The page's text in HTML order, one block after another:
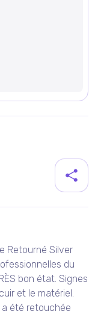
Retourné Silver
du
bon état. Signes
et le matériel.
a été retouchée